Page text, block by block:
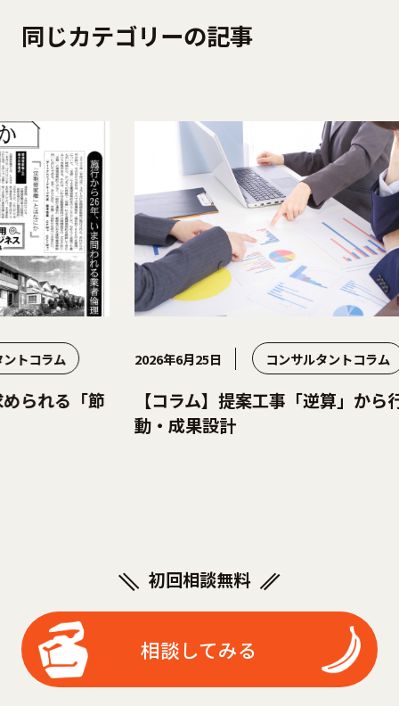
同じカテゴリーの記事
2026年6月25日 コンサルタントコラム
【コラム】提案工事「逆算」から行
動・成果設計
2026
【コ
初回相談無料
相談してみる